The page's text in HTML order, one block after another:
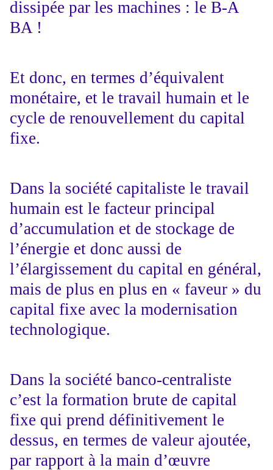
dissipée par les machines : le B-A
BA !
Et donc, en termes d’équivalent
monétaire, et le travail humain et le
cycle de renouvellement du capital
fixe.
Dans la société capitaliste le travail
humain est le facteur principal
d’accumulation et de stockage de
l’énergie et donc aussi de
l’élargissement du capital en général,
mais de plus en plus en « faveur » du
capital fixe avec la modernisation
technologique.
Dans la société banco-centraliste
c’est la formation brute de capital
fixe qui prend définitivement le
dessus, en termes de valeur ajoutée,
par rapport à la main d’œuvre